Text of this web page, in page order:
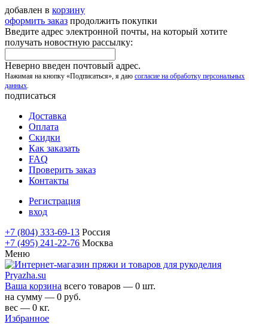
добавлен в корзину
оформить заказ продолжить покупки
Введите адрес электронной почты, на который хотите
получать новостную рассылку:
Неверно введен почтовый адрес.
Нажимая на кнопку «Подписаться», я даю согласие на обработку персональных
данных.
подписаться
Доставка
Оплата
Скидки
Как заказать
FAQ
Проверить заказ
Контакты
Регистрация
вход
+7 (804) 333-69-13 Россия
+7 (495) 241-22-76 Москва
Меню
Ваша корзина всего товаров — 0 шт.
на сумму — 0 руб.
вес — 0 кг.
Избранное